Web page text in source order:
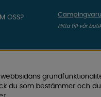
OSS?
Hitta till vår
du som bestämmer och